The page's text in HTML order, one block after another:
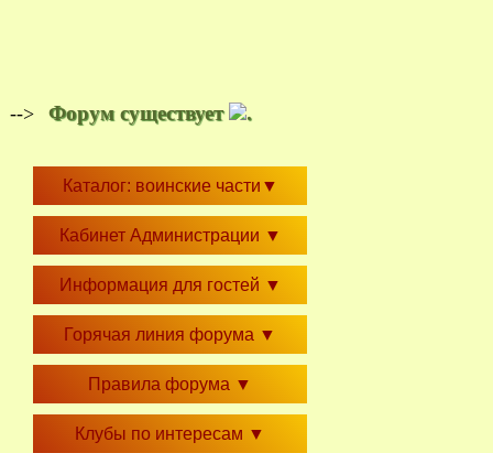
--> Форум существует .
Каталог: воинские части ▼
Кабинет Администрации ▼
Информация для гостей ▼
Горячая линия форума ▼
Правила форума ▼
Клубы по интересам ▼